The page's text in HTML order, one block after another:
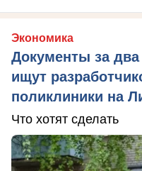
Экономика
Документы за
ищут
поликлиники на
Что хотят сделать